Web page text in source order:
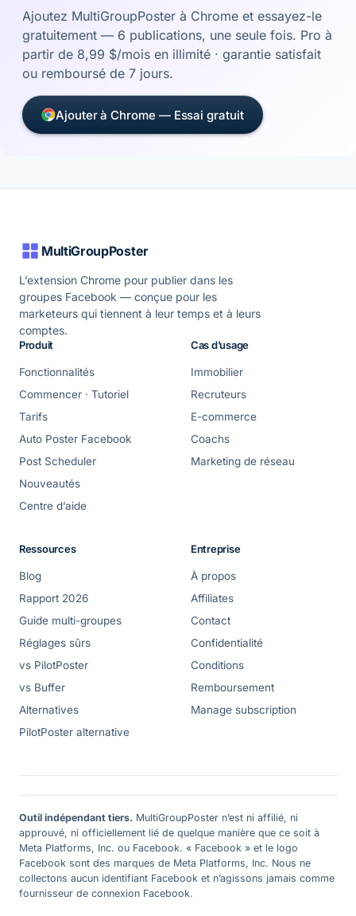
Ajoutez MultiGroupPoster à Chrome et essayez-le
gratuitement — 6 publications, une seule fois. Pro à
partir de 8,99 $/mois en illimité · garantie satisfait
ou remboursé de 7 jours.
Ajouter à Chrome — Essai gratuit
MultiGroupPoster
L’extension Chrome pour publier dans les
groupes Facebook — conçue pour les
marketeurs qui tiennent à leur temps et à leurs
comptes.
Produit
Fonctionnalités
Commencer · Tutoriel
Tarifs
Auto Poster Facebook
Post Scheduler
Nouveautés
Centre d’aide
Cas d’usage
Immobilier
Recruteurs
E-commerce
Coachs
Marketing de réseau
Ressources
Blog
Rapport 2026
Guide multi-groupes
Réglages sûrs
vs PilotPoster
vs Buffer
Alternatives
PilotPoster alternative
Entreprise
À propos
Affiliates
Contact
Confidentialité
Conditions
Remboursement
Manage subscription
Outil indépendant tiers. MultiGroupPoster n’est ni affilié, ni
approuvé, ni officiellement lié de quelque manière que ce soit à
Meta Platforms, Inc. ou Facebook. « Facebook » et le logo
Facebook sont des marques de Meta Platforms, Inc. Nous ne
collectons aucun identifiant Facebook et n’agissons jamais comme
fournisseur de connexion Facebook.